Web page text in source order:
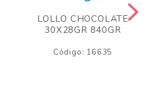
LOLLO CHOCOLATE
30X28GR 840GR
Código: 16635